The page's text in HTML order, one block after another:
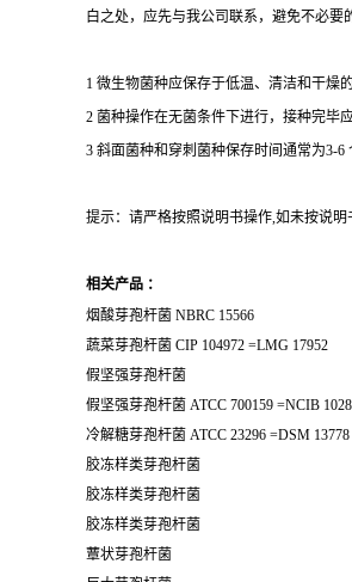
白之处，应先与我公司联系，避免不必要
1 微生物菌种应保存于低温、清洁和干燥
2 菌种操作在无菌条件下进行，接种完毕
3 斜面菌种和穿刺菌种保存时间通常为3-6
提示：请严格按照说明书操作,如未按说
相关产品 ：
烟酸芽孢杆菌 NBRC 15566
蔬菜芽孢杆菌 CIP 104972 =LMG 17952
假坚强芽孢杆菌
假坚强芽孢杆菌 ATCC 700159 =NCIB
冷解糖芽孢杆菌 ATCC 23296 =DSM 13778
胶冻样类芽孢杆菌
胶冻样类芽孢杆菌
胶冻样类芽孢杆菌
蕈状芽孢杆菌